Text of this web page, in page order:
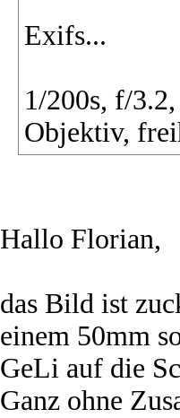
Exifs...
1/200s, f/
Objektiv,
Hallo Florian,
das Bild ist
einem 50mm
GeLi auf die
Ganz ohne